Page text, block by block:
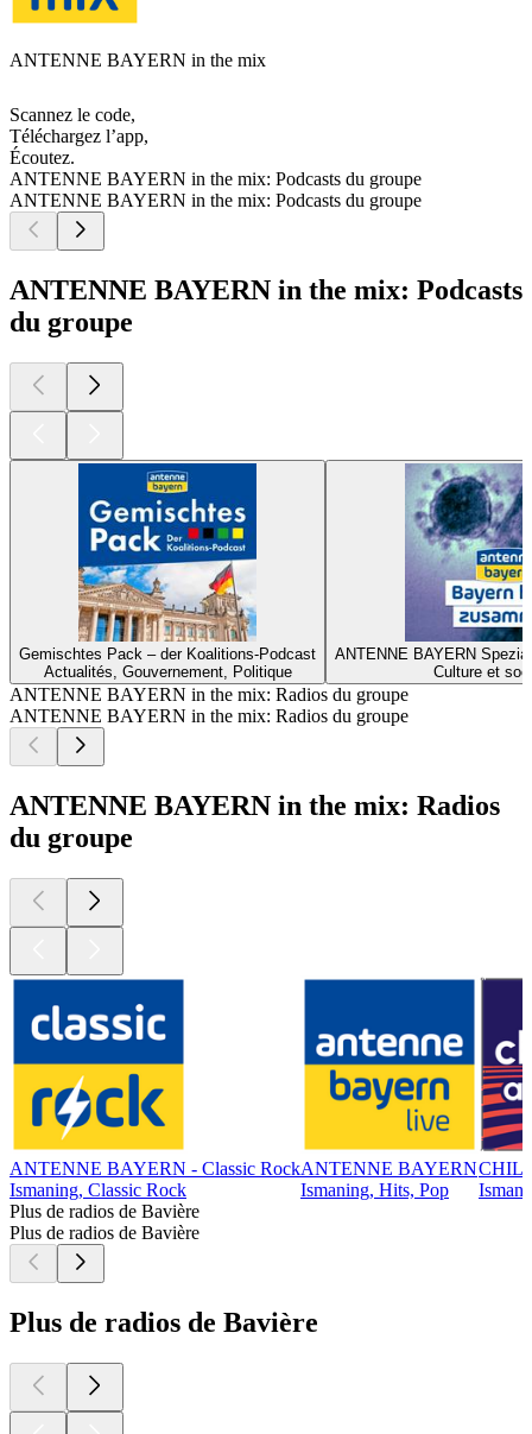
ANTENNE BAYERN in the mix
Scannez le code,
Téléchargez l’app,
Écoutez.
ANTENNE BAYERN in the mix: Podcasts du groupe
ANTENNE BAYERN in the mix: Podcasts du groupe
ANTENNE BAYERN in the mix: Podcasts
du groupe
Gemischtes Pack – der Koalitions-Podcast
Actualités, Gouvernement, Politique
ANTENNE BAYERN
Culture et
ANTENNE BAYERN in the mix: Radios du groupe
ANTENNE BAYERN in the mix: Radios du groupe
ANTENNE BAYERN in the mix: Radios
du groupe
ANTENNE BAYERN - Classic Rock
Ismaning, Classic Rock
ANTENNE BAYERN
Ismaning, Hits, Pop
Plus de radios de Bavière
Plus de radios de Bavière
Plus de radios de Bavière